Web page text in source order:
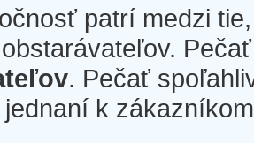
patrí medzi
. Pečať
k